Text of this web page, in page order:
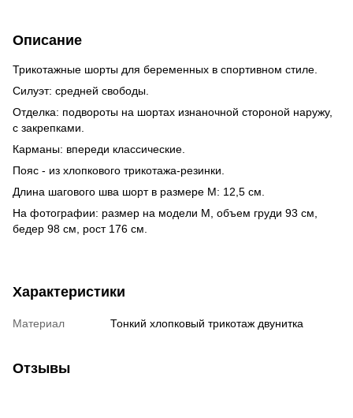
Описание
Трикотажные шорты для беременных в спортивном стиле.
Силуэт: средней свободы.
Отделка: подвороты на шортах изнаночной стороной наружу,
с закрепками.
Карманы: впереди классические.
Пояс - из хлопкового трикотажа-резинки.
Длина шагового шва шорт в размере М: 12,5 см.
На фотографии: размер на модели М, объем груди 93 см,
бедер 98 см, рост 176 см.
Характеристики
Материал Тонкий хлопковый трикотаж двунитка
Отзывы